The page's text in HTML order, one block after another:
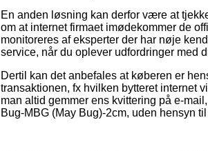
En anden løsning kan derfor være at
om at internet firmaet imødekommer de
monitoreres af eksperter der har nøje
service, når du oplever udfordringer med
Dertil kan det anbefales at køberen er
transaktionen, fx hvilken bytteret internet
man altid gemmer ens kvittering på e-
Bug-MBG (May Bug)-2cm, uden hensyn